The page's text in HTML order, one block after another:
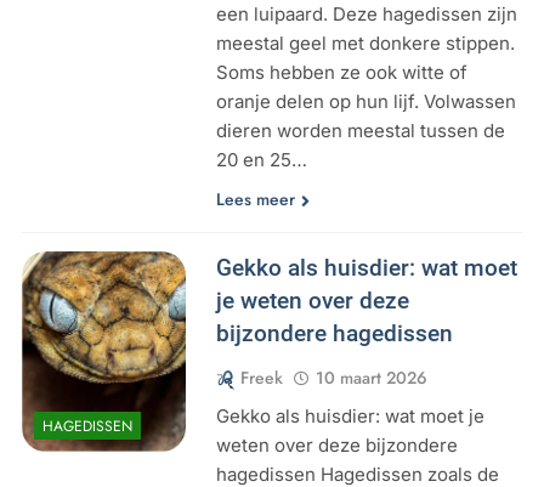
een luipaard. Deze hagedissen zijn
meestal geel met donkere stippen.
Soms hebben ze ook witte of
oranje delen op hun lijf. Volwassen
dieren worden meestal tussen de
20 en 25…
Lees meer
HAGEDISSEN
Gekko als huisdier: wat moet
je weten over deze
bijzondere hagedissen
Freek 10 maart 2026
Gekko als huisdier: wat moet je
weten over deze bijzondere
hagedissen Hagedissen zoals de